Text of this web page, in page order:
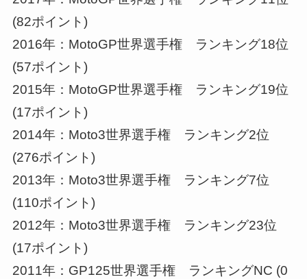
(82ポイント)
2016年：MotoGP世界選手権 ランキング18位
(57ポイント)
2015年：MotoGP世界選手権 ランキング19位
(17ポイント)
2014年：Moto3世界選手権 ランキング2位
(276ポイント)
2013年：Moto3世界選手権 ランキング7位
(110ポイント)
2012年：Moto3世界選手権 ランキング23位
(17ポイント)
2011年：GP125世界選手権 ランキングNC (0